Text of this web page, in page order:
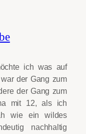
ich was auf
der Gang zum
der Gang zum
mit 12, als ich
wie ein wildes
nachhaltig